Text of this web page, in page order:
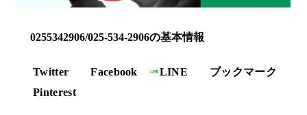
0255342906/025-534-2906の基本情報
Twitter Facebook LINE
ブックマーク
Pinterest